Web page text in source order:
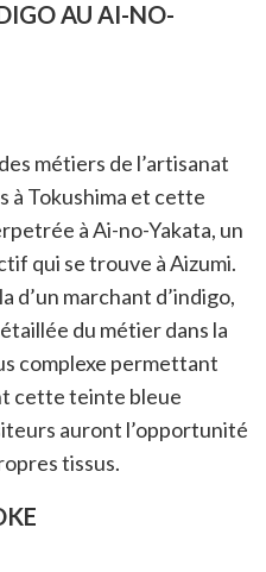
AU AI-NO-
métiers de l’artisanat
à Tokushima et cette
à Ai-no-Yakata, un
qui se trouve à Aizumi.
d’un marchant d’indigo,
du métier dans la
complexe permettant
cette teinte bleue
auront l’opportunité
tissus.